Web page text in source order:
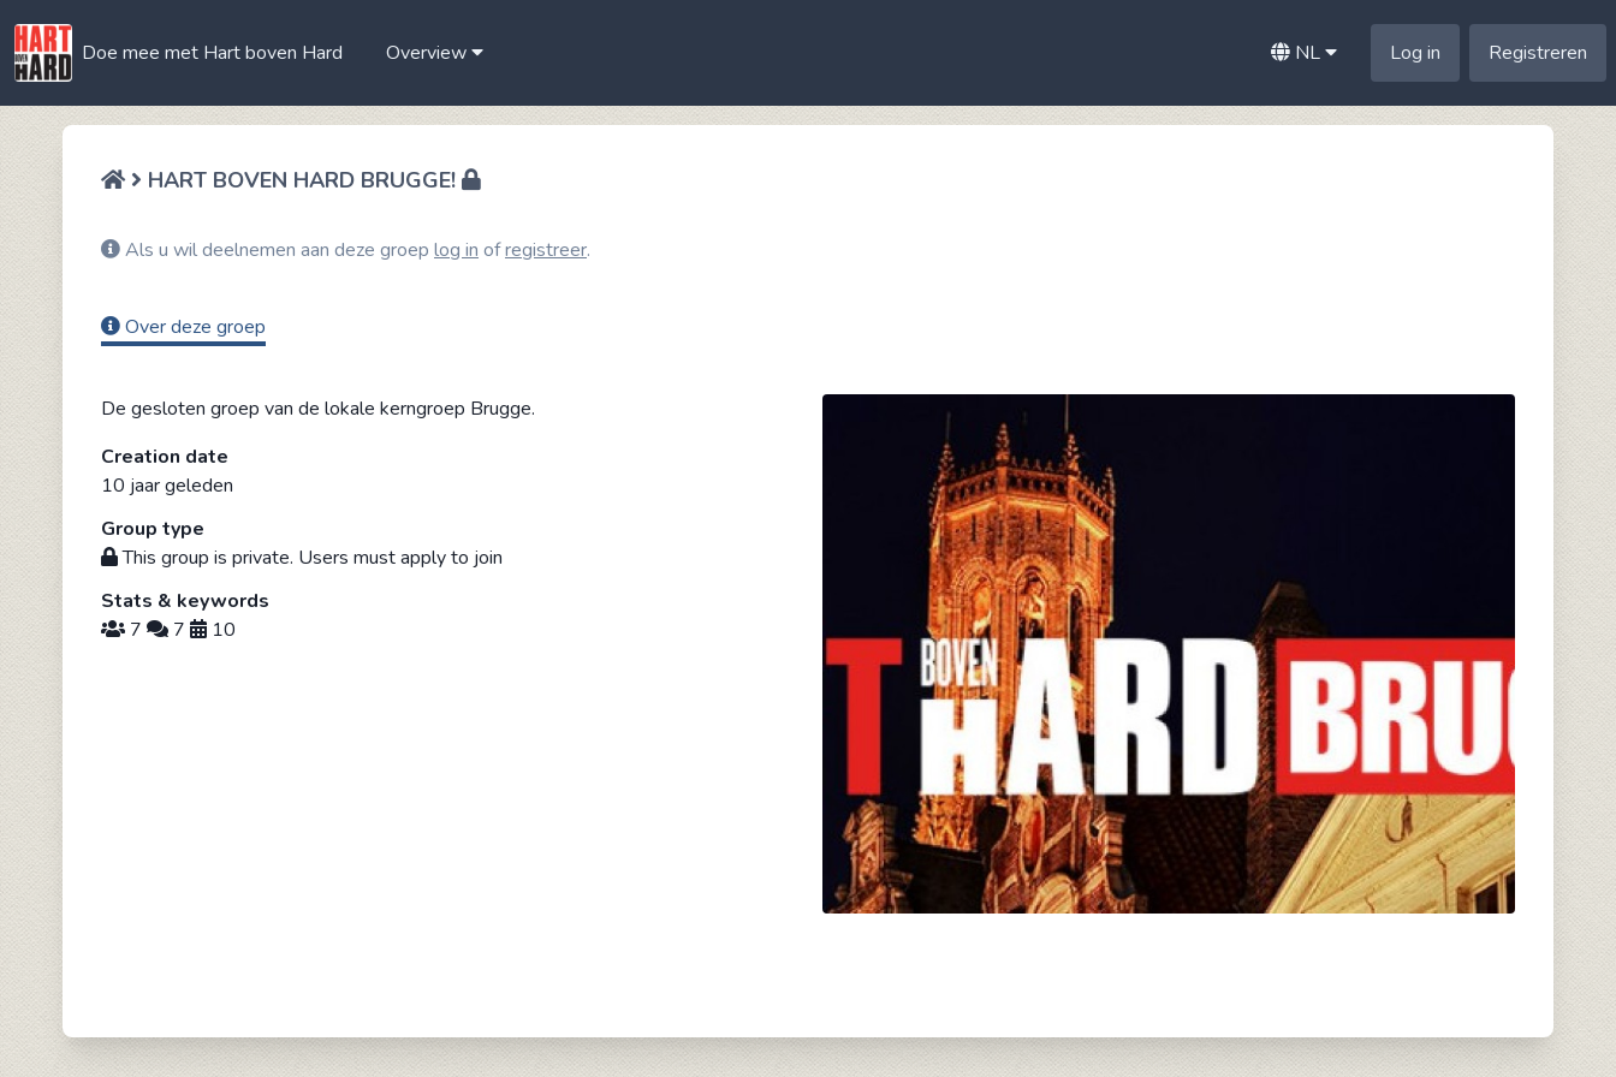
Doe mee met Hart boven Hard Overview NL Log in Registreren
HART BOVEN HARD BRUGGE!
Als u wil deelnemen aan deze groep log in ofregistreer.
Over deze groep
De gesloten groep van de lokale kerngroep Brugge.
Creation date
10 jaar geleden
Group type
This group is private. Users must apply to join
Stats & keywords
7
7 10